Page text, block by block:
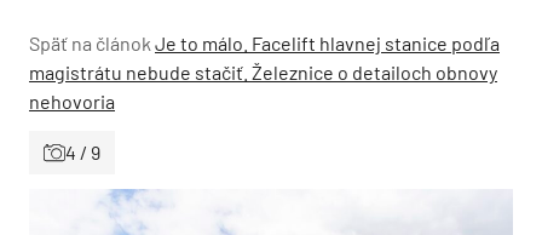
Späť na článok Je to málo. Facelift hlavnej stanice podľa
magistrátu nebude stačiť. Železnice o detailoch obnovy
nehovoria
4 / 9